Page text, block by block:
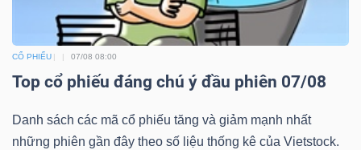
CỔ PHIẾU 07/08 08:00
Top cổ phiếu đáng chú ý đầu phiên 07/08
Danh sách các mã cổ phiếu tăng và giảm mạnh nhất
những phiên gần đây theo số liệu thống kê của Vietstock.